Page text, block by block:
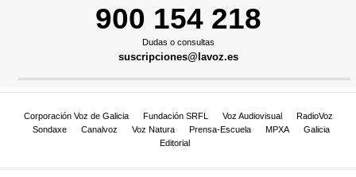
900 154 218
Dudas o consultas
suscripciones@lavoz.es
Corporación Voz de Galicia Fundación SRFL Voz Audiovisual
RadioVoz
Sondaxe
Canalvoz Voz Natura Prensa-Escuela MPXA
Galicia
Editorial